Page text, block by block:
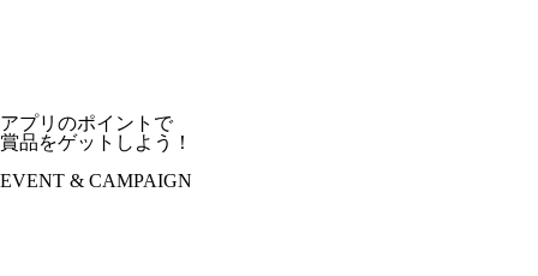
アプリのポイントで
賞品をゲットしよう！
EVENT & CAMPAIGN